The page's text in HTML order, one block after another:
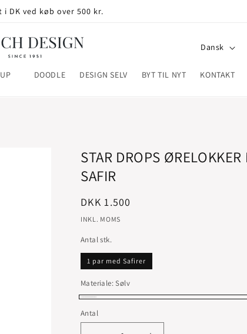
i DK ved køb over 500 kr.
DOODLE DESIGN SELV BYT TIL NYT KONTAKT
Dansk
STAR DROPS ØRELOKKER
SAFIR
Normalpris
DKK 1.500
INKL. MOMS
Antal stk.
1 par med Safirer
Materiale:Sølv
Antal